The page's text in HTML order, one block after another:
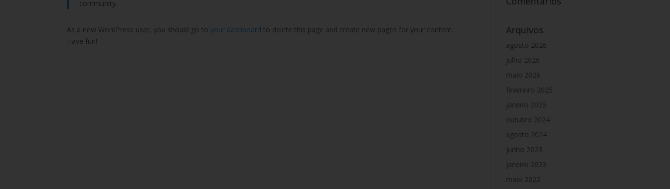
community.
As a new WordPress user, you should go toyour dashboard to delete this page and create new pages for your content.
Have fun!
Arquivos
agosto 2026
julho 2026
maio 2026
fevereiro 2025
janeiro 2025
outubro 2024
agosto 2024
junho 2023
janeiro 2023
maio 2022